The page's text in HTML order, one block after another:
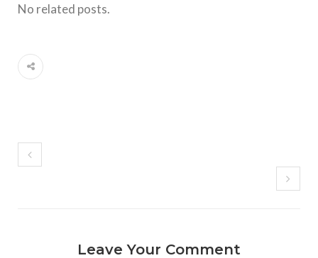
No related posts.
Leave Your Comment